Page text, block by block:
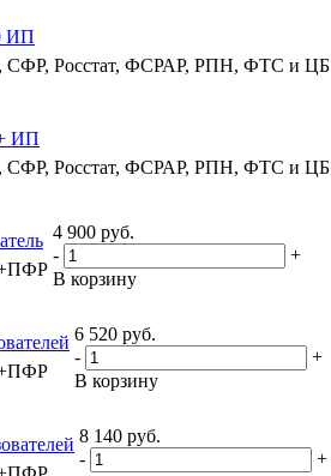
ИП
СФР, Росстат, ФСРАР, РПН, ФТС и ЦБ
ИП
СФР, Росстат, ФСРАР, РПН, ФТС и ЦБ
4 900 руб.
-
+
В корзину
6 520 руб.
-
+
В корзину
8 140 руб.
-
+